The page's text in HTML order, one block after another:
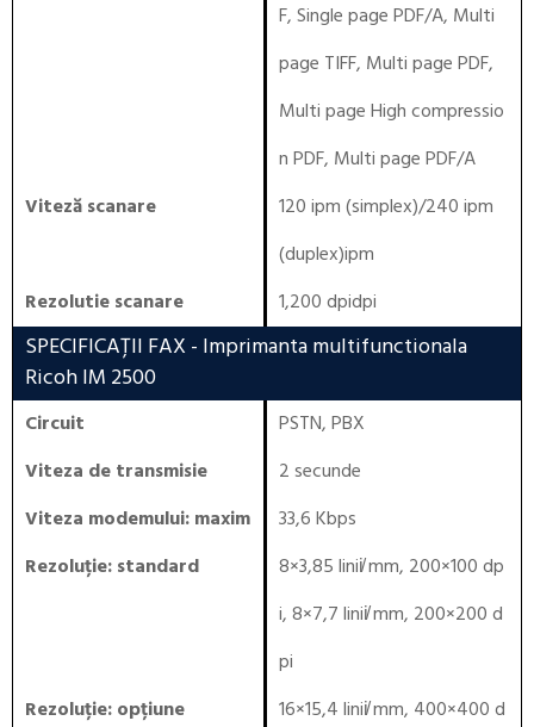
F, Single page PDF/A, Multi
page TIFF, Multi page PDF,
Multi page High compressio
n PDF, Multi page PDF/A
Viteză scanare
120 ipm (simplex)/240 ipm
(duplex)ipm
Rezolutie scanare
1,200 dpidpi
SPECIFICAȚII FAX - Imprimanta multifunctionala
Ricoh IM 2500
Circuit
PSTN, PBX
Viteza de transmisie
2 secunde
Viteza modemului: maxim
33,6 Kbps
Rezoluție: standard
8×3,85 linii̸ mm, 200×100 dp
i, 8×7,7 linii̸ mm, 200×200 d
pi
Rezoluție: opțiune
16×15,4 linii̸ mm, 400×400 d